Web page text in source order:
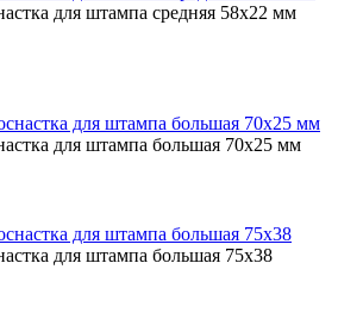
для штампа средняя 58х22 мм
для штампа большая 70х25 мм
для штампа большая 75х38